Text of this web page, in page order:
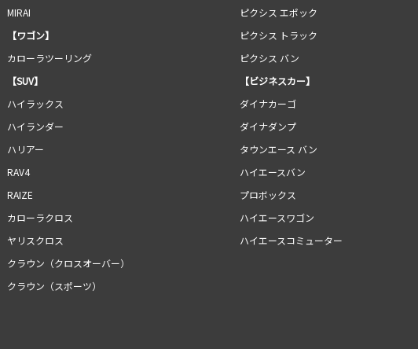
MIRAI
【ワゴン】
カローラツーリング
【SUV】
ハイラックス
ハイランダー
ハリアー
RAV4
RAIZE
カローラクロス
ヤリスクロス
クラウン（クロスオーバー）
クラウン（スポーツ）
ピクシス エポック
ピクシス トラック
ピクシス バン
【ビジネスカー】
ダイナカーゴ
ダイナダンプ
タウンエース バン
ハイエースバン
プロボックス
ハイエースワゴン
ハイエースコミューター